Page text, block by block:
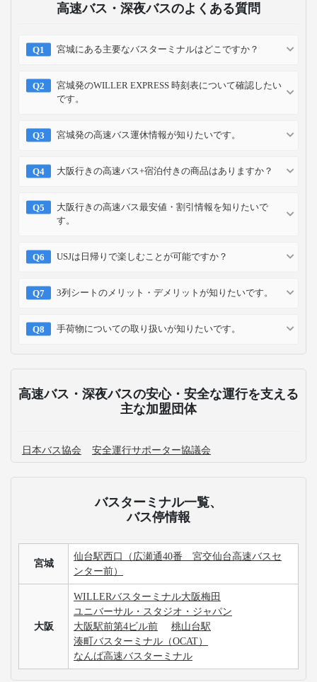
高速バス・深夜バスのよくある質問
宮城にある主要なバスターミナルはどこですか？
宮城発のWILLER EXPRESS 時刻表について確認したい
です。
宮城発の高速バス運休情報が知りたいです。
大阪行きの高速バス+宿泊付きの商品はありますか？
大阪行きの高速バス最安値・割引情報を知りたいで
す。
USJは日帰りで楽しむことが可能ですか？
3列シートのメリット・デメリットが知りたいです。
手荷物についての取り扱いが知りたいです。
高速バス・深夜バスの安心・安全な運行を支える
主な加盟団体
日本バス協会 安全運行サポーター協議会
バスターミナル一覧、
バス停情報
宮城
仙台駅西口（広瀬通40番 宮交仙台高速バスセ
ンター前）
大阪
WILLERバスターミナル大阪梅田
ユニバーサル・スタジオ・ジャパン
大阪駅前第4ビル前
桃山台駅
湊町バスターミナル（OCAT）
なんば高速バスターミナル